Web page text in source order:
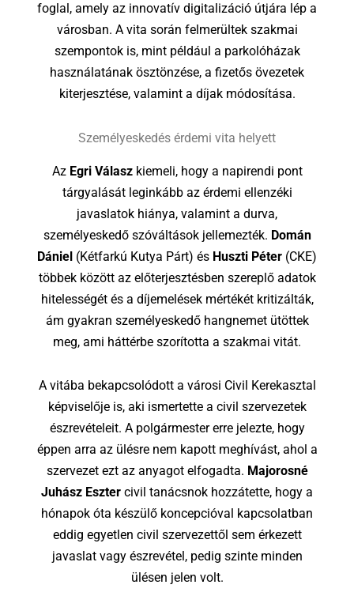
foglal, amely az innovatív digitalizáció útjára lép a
városban. A vita során felmerültek szakmai
szempontok is, mint például a parkolóházak
használatának ösztönzése, a fizetős övezetek
kiterjesztése, valamint a díjak módosítása.
Személyeskedés érdemi vita helyett
Az Egri Válaszkiemeli, hogy a napirendi pont
tárgyalását leginkább az érdemi ellenzéki
javaslatok hiánya, valamint a durva,
személyeskedő szóváltások jellemezték. Domán
Dániel (Kétfarkú Kutya Párt) és Huszti Péter (CKE)
többek között az előterjesztésben szereplő adatok
hitelességét és a díjemelések mértékét kritizálták,
ám gyakran személyeskedő hangnemet ütöttek
meg, ami háttérbe szorította a szakmai vitát.
A vitába bekapcsolódott a városi Civil Kerekasztal
képviselője is, aki ismertette a civil szervezetek
észrevételeit. A polgármester erre jelezte, hogy
éppen arra az ülésre nem kapott meghívást, ahol a
szervezet ezt az anyagot elfogadta. Majorosné
Juhász Eszter civil tanácsnok hozzátette, hogy a
hónapok óta készülő koncepcióval kapcsolatban
eddig egyetlen civil szervezettől sem érkezett
javaslat vagy észrevétel, pedig szinte minden
ülésen jelen volt.